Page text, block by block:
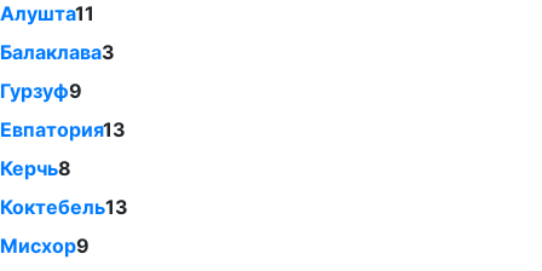
Алушта11
Балаклава3
Гурзуф9
Евпатория13
Керчь8
Коктебель13
Мисхор9